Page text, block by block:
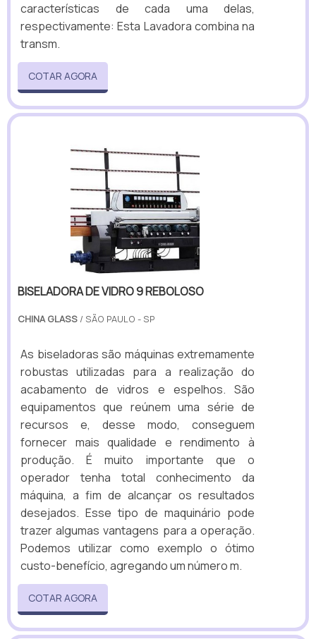
características de cada uma delas,
respectivamente: Esta Lavadora combina na
transm.
COTAR AGORA
BISELADORA DE VIDRO 9 REBOLOSO
CHINA GLASS / SÃO PAULO - SP
As biseladoras são máquinas extremamente
robustas utilizadas para a realização do
acabamento de vidros e espelhos. São
equipamentos que reúnem uma série de
recursos e, desse modo, conseguem
fornecer mais qualidade e rendimento à
produção. É muito importante que o
operador tenha total conhecimento da
máquina, a fim de alcançar os resultados
desejados. Esse tipo de maquinário pode
trazer algumas vantagens para a operação.
Podemos utilizar como exemplo o ótimo
custo-benefício, agregando um número m.
COTAR AGORA